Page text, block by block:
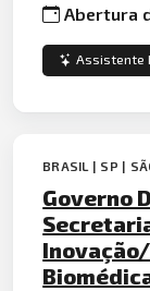
Abertura
Assistente
BRASIL | SP |
Governo